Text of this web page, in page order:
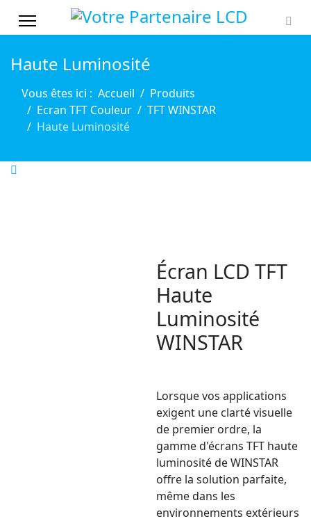
Haute Luminosité
Vous êtes ici : Accueil
Produits
Ecran TFT Couleur
TFT WINSTAR
Haute Luminosité
Écran LCD TFT
Haute
Luminosité
WINSTAR
Lorsque vos applications
exigent une clarté visuelle
de premier ordre, la
gamme d'écrans TFT haute
luminosité de WINSTAR
offre la solution parfaite,
même dans les
environnements extérieurs